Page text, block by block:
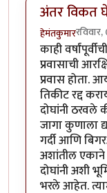
अंतर विकत
हेमंतकुमार
काही
प्रवासाची
प्रवास होता.
तिकीट रद्द
दोघांनी
जागा कुणाला
गर्दी आणि
अशांतील एकाने
दोघांनी अशी
भरले आहेत.